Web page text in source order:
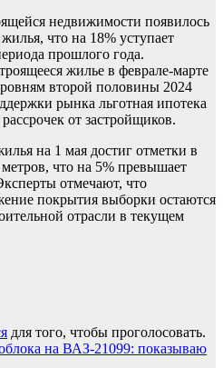
недвижимости появилось
что на 18% уступает
прошлого года.
жилье в феврале-марте
второй половины 2024
рынка льготная ипотека
от застройщиков.
на 1 мая достиг отметки в
что на 5% превышает
отмечают, что
покрытия выборки остаются
отрасли в текущем
для того, чтобы проголосовать.
на ВАЗ-21099: показываю